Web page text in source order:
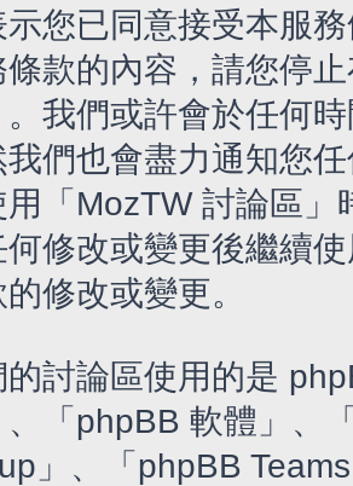
示您已同意接受本服
條款的內容，請您停
。我們或許會於任何
我們也會盡力通知您
用「MozTW 討論區
何修改或變更後繼續
修改或變更。
的討論區使用的是
、「phpBB 軟體」、
」、「phpBB